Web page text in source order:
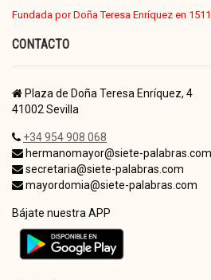
Fundada por Doña Teresa Enríquez en 1511
CONTACTO
Plaza de Doña Teresa Enríquez, 4
41002 Sevilla
+34 954 908 068
hermanomayor@siete-palabras.com
secretaria@siete-palabras.com
mayordomia@siete-palabras.com
Bájate nuestra APP